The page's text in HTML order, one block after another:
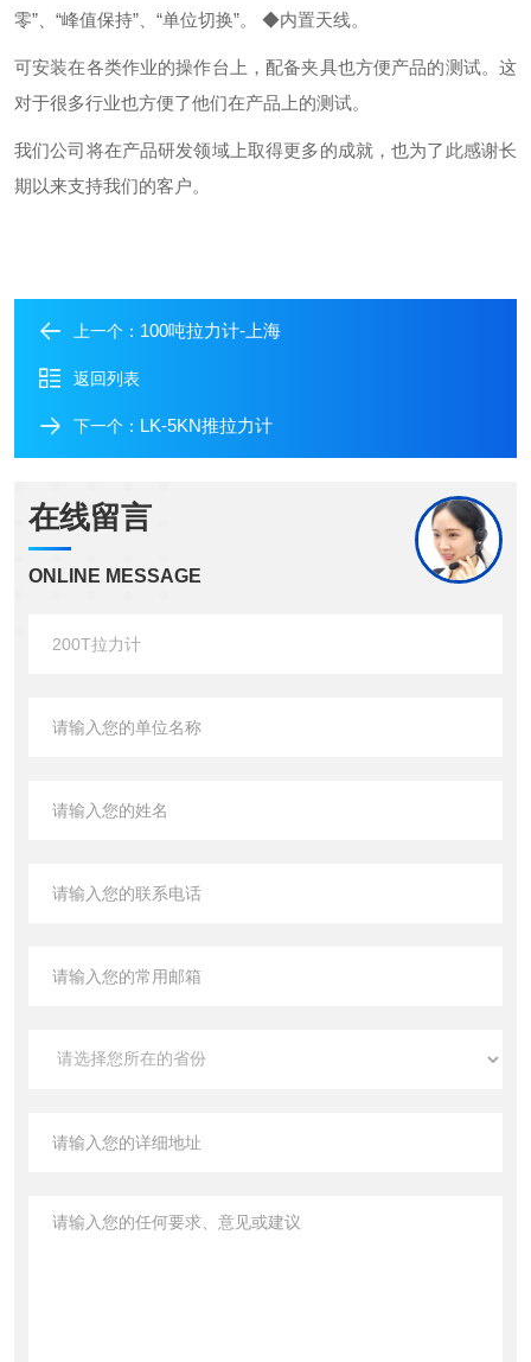
零”、“峰值保持”、“单位切换”。 ◆内置天线。
可安装在各类作业的操作台上，配备夹具也方便产品的测试。这
对于很多行业也方便了他们在产品上的测试。
我们公司将在产品研发领域上取得更多的成就，也为了此感谢长
期以来支持我们的客户。
上一个： 100吨拉力计-上海
返回列表
下一个： LK-5KN推拉力计
在线留言
ONLINE MESSAGE